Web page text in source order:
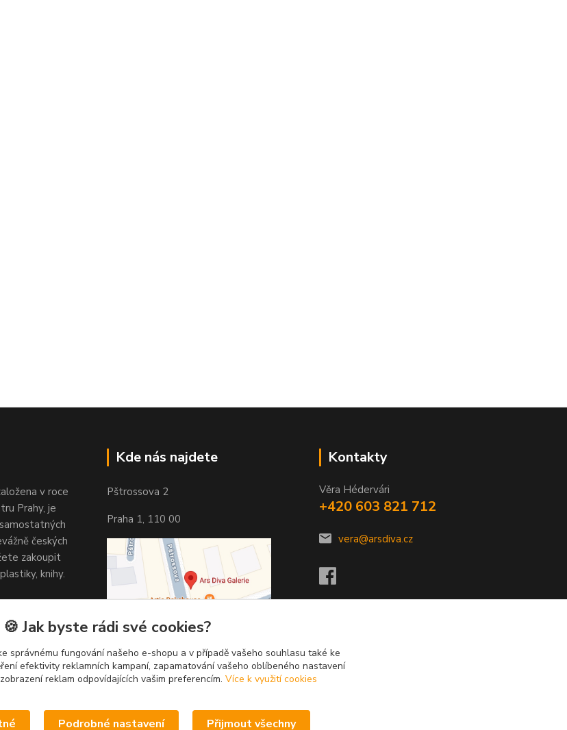
v roce
Prahy, je
českých
zakoupit
knihy.
Kde nás najdete
Pštrossova 2
Praha 1, 110 00
Kontakty
Věra Hédervári
+420 603 821 712
vera@arsdiva.cz
🍪 Jak byste rádi své cookies?
správnému fungování našeho e-shopu a v případě vašeho souhlasu také ke
efektivity reklamních kampaní, zapamatování vašeho oblíbeného nastavení
reklam odpovídajících vašim preferencím. Více k využití cookies
Podrobné nastavení Přijmout všechny